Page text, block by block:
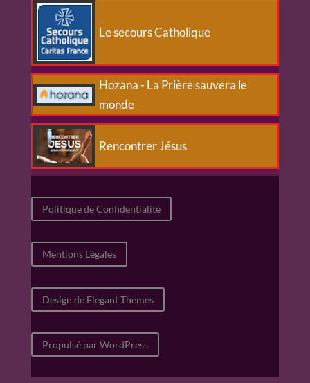
Le secours Catholique
Hozana - La Prière sauvera le
monde
Rencontrer Jésus
Politique de Confidentialité
Mentions Légales
Design de Elegant Themes
Propulsé par WordPress